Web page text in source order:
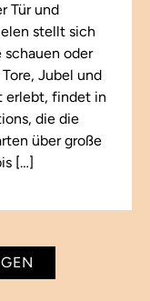
Tür und
stellt sich
schauen oder
Jubel und
erlebt, findet in
die die
über große
[…]